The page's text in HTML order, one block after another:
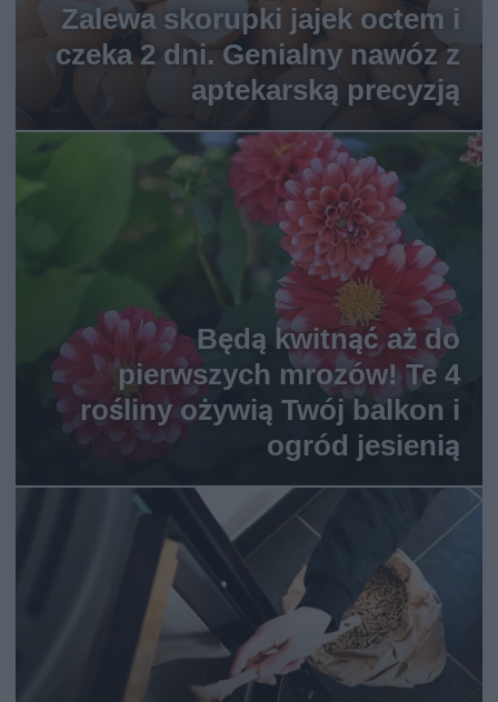
Zalewa skorupki jajek octem i
czeka 2 dni. Genialny nawóz z
aptekarską precyzją
Będą kwitnąć aż do
pierwszych mrozów! Te 4
rośliny ożywią Twój balkon i
ogród jesienią